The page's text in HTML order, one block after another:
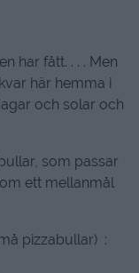
har fått. . . . Men
här hemma i
och solar och
som passar
ett mellanmål
pizzabullar) :